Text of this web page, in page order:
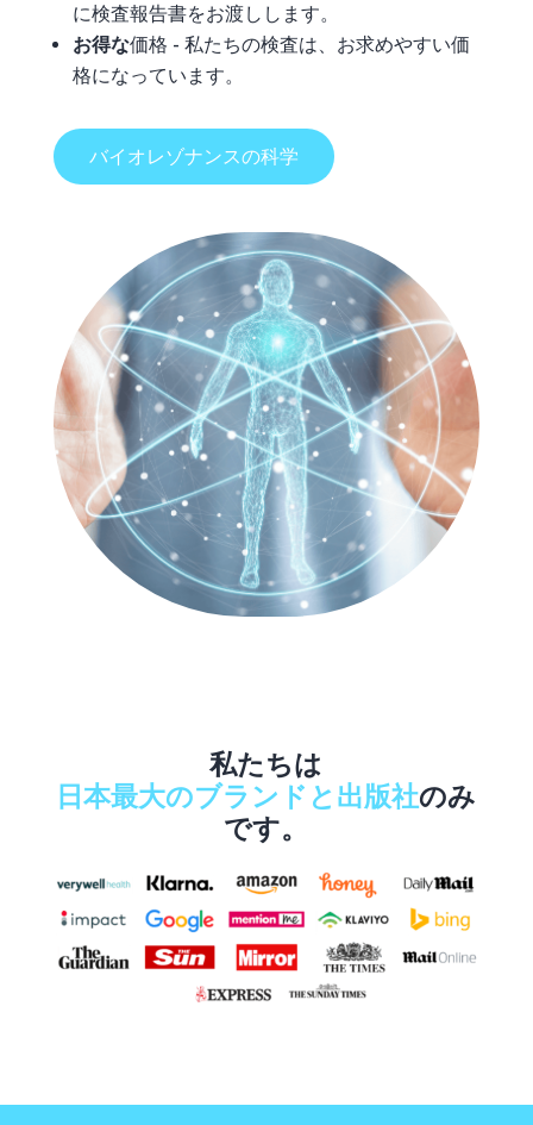
に検査報告書をお渡しします。
お得な価格 - 私たちの検査は、お求めやすい価
格になっています。
バイオレゾナンスの科学
私たちは
日本最大のブランドと出版社のみ
です。